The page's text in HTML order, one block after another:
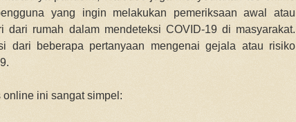
yang ingin melakukan pemeriksaan awal atau
dari rumah dalam mendeteksi COVID-19 di masyarakat.
dari beberapa pertanyaan mengenai gejala atau risiko
ini sangat simpel: